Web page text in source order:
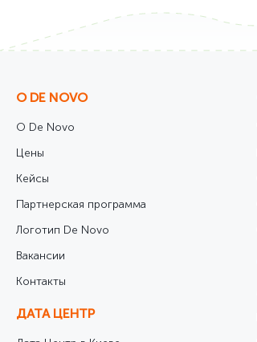
О DE NOVO
О De Novo
Цены
Кейсы
Партнерская программа
Логотип De Novo
Вакансии
Контакты
ДАТА ЦЕНТР